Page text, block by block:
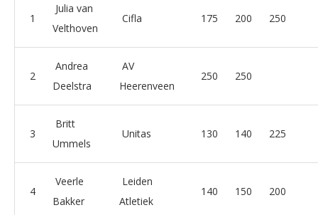
1
Julia van
Velthoven
Cifla 175 200 250
2
Andrea
Deelstra
AV
Heerenveen
250 250
3
Britt
Ummels
Unitas 130 140 225
4
Veerle
Bakker
Leiden
Atletiek
140 150 200